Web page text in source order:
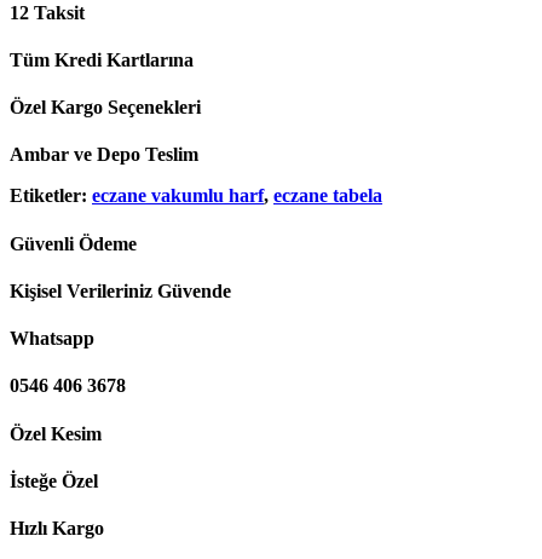
12 Taksit
Tüm Kredi Kartlarına
Özel Kargo Seçenekleri
Ambar ve Depo Teslim
Etiketler: eczane vakumlu harf, eczane tabela
Güvenli Ödeme
Kişisel Verileriniz Güvende
Whatsapp
0546 406 3678
Özel Kesim
İsteğe Özel
Hızlı Kargo